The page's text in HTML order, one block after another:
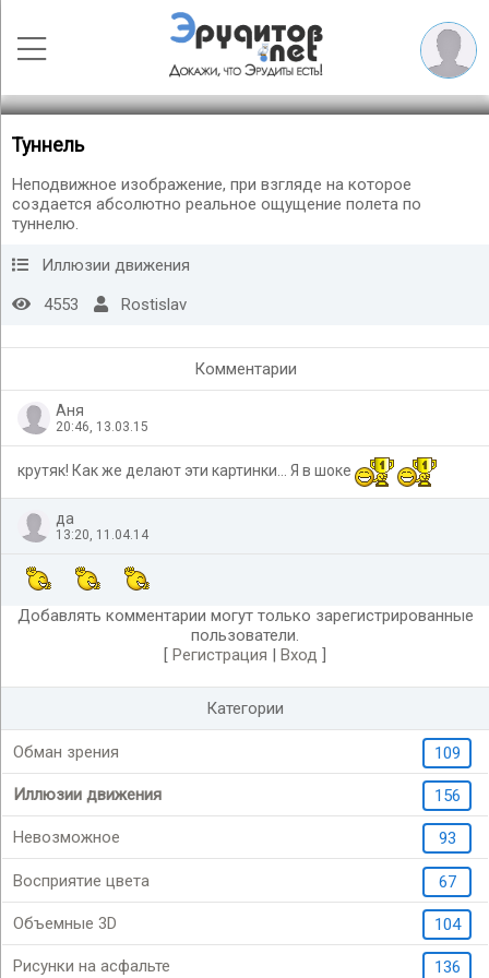
Туннель
Неподвижное изображение, при взгляде на которое
создается абсолютно реальное ощущение полета по
туннелю.
Иллюзии движения
4553
Rostislav
Комментарии
Аня
20:46, 13.03.15
крутяк! Как же делают эти картинки... Я в шоке
да
13:20, 11.04.14
Добавлять комментарии могут только зарегистрированные
пользователи.
[ Регистрация | Вход ]
Категории
Обман зрения 109
Иллюзии движения 156
Невозможное 93
Восприятие цвета 67
Объемные 3D 104
Рисунки на асфальте 136